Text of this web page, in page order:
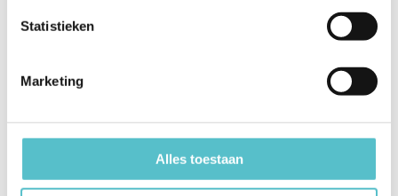
Statistieken
Marketing
Alles toestaan